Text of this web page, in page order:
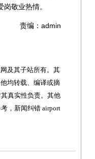
敬业热情。
责编：admin
及其子站所有。其
均转载、编译或摘
真实性负责。其他
，新闻纠错 airport